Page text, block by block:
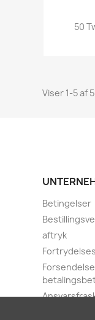
50
Viser 1-5 af
Betingelser
aftryk